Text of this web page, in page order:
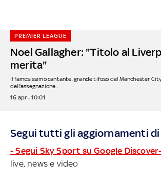
Noel Gallagher: "Titolo al
merita"
PREMIER LEAGUE
Il famosissimo cantante, grande tifoso del Manchester
dell'assegnazione...
16 apr - 10:01
Segui tutti gli aggiornamenti
- Segui Sky Sport su Google Discover-
live, news e video